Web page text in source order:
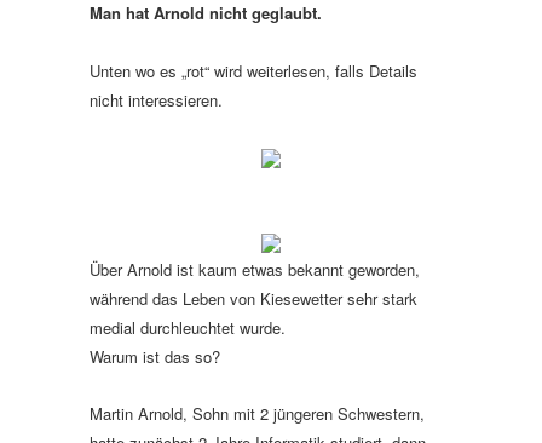
Man hat Arnold nicht geglaubt.
Unten wo es „rot“ wird weiterlesen, falls Details
nicht interessieren.
Über Arnold ist kaum etwas bekannt geworden,
während das Leben von Kiesewetter sehr stark
medial durchleuchtet wurde.
Warum ist das so?
Martin Arnold, Sohn mit 2 jüngeren Schwestern,